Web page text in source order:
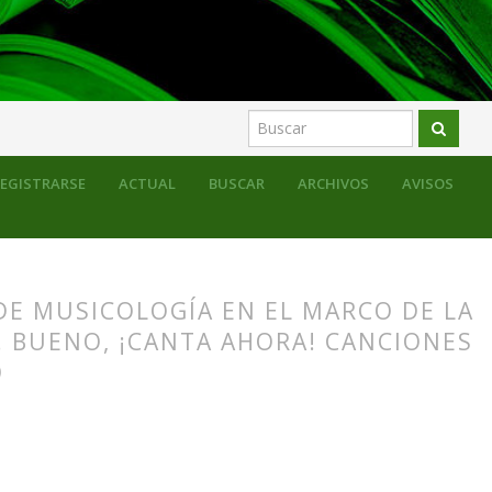
ACTUAL BUSCAR ARCHIVOS AVISOS
actividades formativas Monográfico
MUSICOLOGÍA EN EL MARCO DE LA
¡CANTA AHORA! CANCIONES